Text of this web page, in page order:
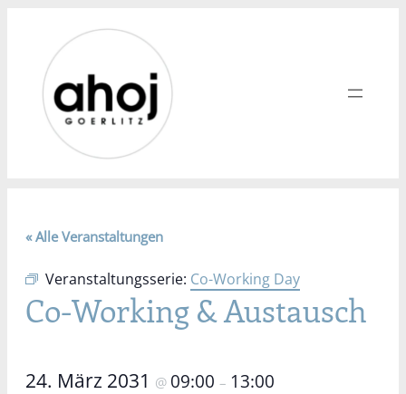
« Alle Veranstaltungen
Veranstaltungsserie: Co-Working Day
Co-Working & Austausch
24. März 2031 @ 09:00 – 13:00